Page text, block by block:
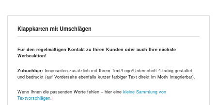
Klappkarten mit Umschlägen
Für den regelmäßigen Kontakt zu Ihren Kunden oder auch Ihre nächste
Werbeaktion!
Zubuchbar: Innenseiten zusätzlich mit Ihrem Text/Logo/Unterschrift 4-farbig gestaltet
und bedruckt (auf Vorderseite ebenfalls kurzer farbiger Text direkt im Motiv integrierbar).
Wenn Ihnen die passenden Worte fehlen – hier eine kleine Sammlung von
Textvorschlägen